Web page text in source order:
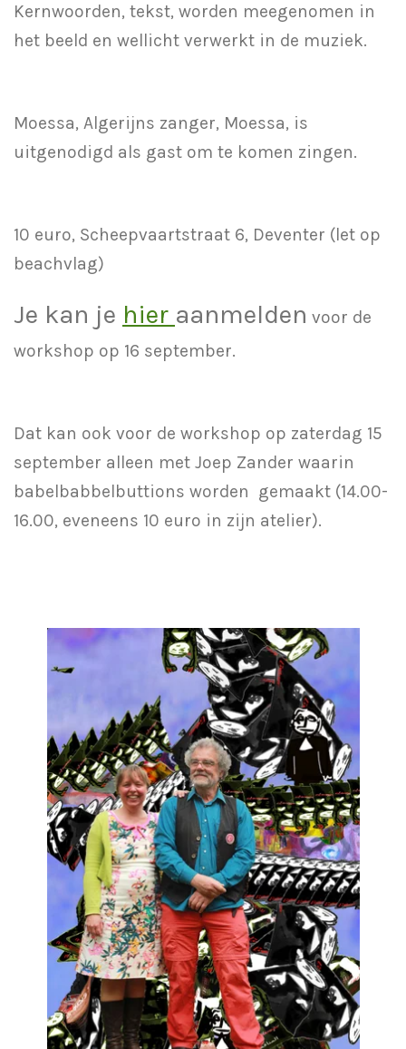
Kernwoorden, tekst, worden meegenomen in
het beeld en wellicht verwerkt in de muziek.
Moessa, Algerijns zanger, Moessa, is
uitgenodigd als gast om te komen zingen.
10 euro, Scheepvaartstraat 6, Deventer (let op
beachvlag)
Je kan je hier aanmelden voor de
workshop op 16 september.
Dat kan ook voor de workshop op zaterdag 15
september alleen met Joep Zander waarin
babelbabbelbuttions worden gemaakt (14.00-
16.00, eveneens 10 euro in zijn atelier).